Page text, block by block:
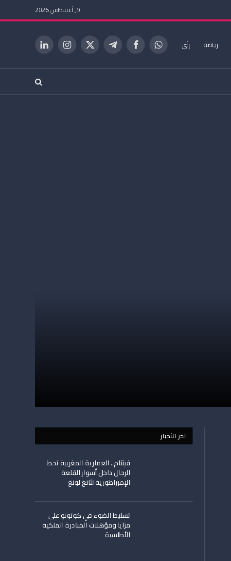
9, أغسطس 2026
رياضة رأي واتساب فيسبوكتيلقرام X
الانستغراملينكدإن
اخر الأخبار
فيتنام.. العمارية المغربية تحط
الرحال داخل أسوار القلعة
الإمبراطورية لثانغ لونغ
تسليط الضوء في كوتونو على
مزايا ومؤهلات المبادرة الملكية
الأطلسية